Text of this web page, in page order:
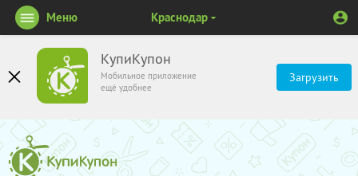
КупиКупон
Мобильное приложение
ещё удобнее
Загрузить
Меню Краснодар